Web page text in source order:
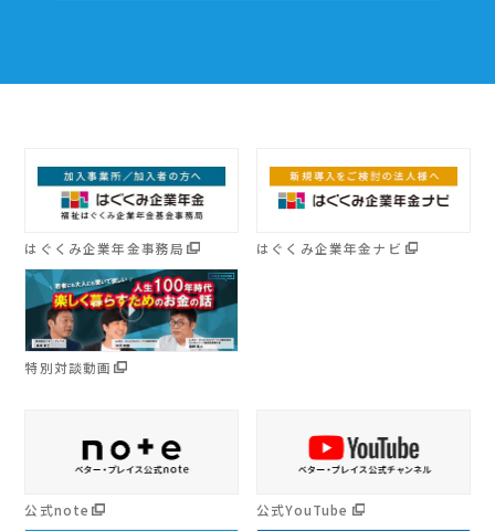
はぐくみ企業年金事務局 はぐくみ企業年金ナビ
特別対談動画
公式note 公式YouTube